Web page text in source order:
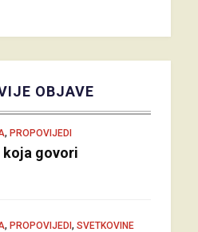
OBJAVE
, PROPOVIJEDI
koja govori
, PROPOVIJEDI, SVETKOVINE